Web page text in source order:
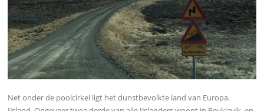
Net onder de poolcirkel ligt het dunstbevolkte land van Europa.